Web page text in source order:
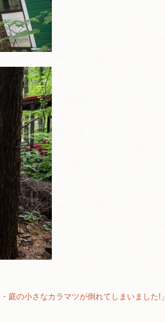
庭の小さなカラマツが倒れてしまいました!」